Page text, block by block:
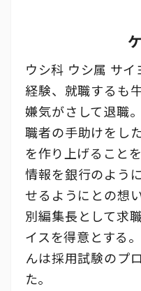
ウシ科 ウシ属 サ
経験、就職するも
嫌気がさして退職
職者の手助けをし
を作り上げること
情報を銀行のよう
せるようにとの想
別編集長として求
イスを得意とする
んは採用試験のプ
た。